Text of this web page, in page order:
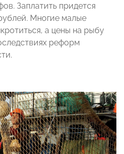
Заплатить придется
Многие малые
а цены на рыбу
реформ